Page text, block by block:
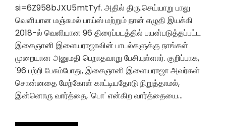
si=6Z958bJXU5mtTyf. அதில் திரு.செய்யாறு பாலு
வெளியான மஞ்சுமல் பாய்ஸ் மற்றும் நான் எழுதி இயக்கி
2018-ல் வெளியான 96 திரைப்படத்தில் பயன்படுத்தப்பட்ட
இசைஞானி இளையராஜாவின் பாடல்களுக்கு நாங்கள்
முறையான அனுமதி பெறாதவாறு பேசியுள்ளார். குறிப்பாக,
'96 பற்றி பேசும்போது, இசைஞானி இளையராஜா அவர்கள்
சொன்னதை மேற்கோள் காட்டியதோடு நிறுத்தாமல்,
இன்னொரு வார்த்தை, 'பொ' என்கிற வார்த்தையை…